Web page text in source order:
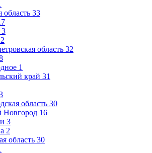
область 33
3
2
область 32
1
край 31
область 30
Новгород 16
3
2
область 30